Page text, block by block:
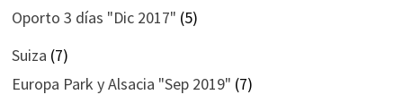
Oporto 3 días "Dic 2017" (5)
Suiza (7)
Europa Park y Alsacia "Sep 2019" (7)